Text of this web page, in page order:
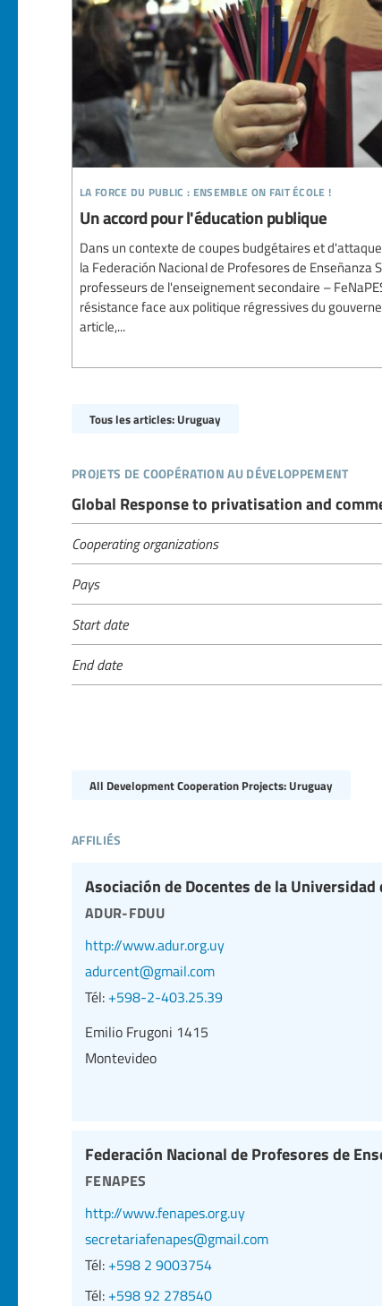
la force du public : ensemble on fait école !
Un accord pour l'éducation publique
Dans un contexte de coupes budgétaires et
la Federación Nacional de Profesores de Enseñanza
professeurs de l'enseignement secondaire –
résistance face aux politique régressives du
article,...
Tous les articles: Uruguay
projets de coopération au développement
Global Response to privatisation and
Cooperating organizations
Pays
Start date
End date
All Development Cooperation Projects: Uruguay
affiliés
Asociación de Docentes de la Universidad
adur-fduu
http://www.adur.org.uy
adurcent@gmail.com
Tél: +598-2-403.25.39
Emilio Frugoni 1415
Montevideo
Federación Nacional de Profesores de
fenapes
http://www.fenapes.org.uy
secretariafenapes@gmail.com
Tél: +598 2 9003754
Tél: +598 92 278540